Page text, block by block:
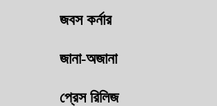
জবস কর্নার
জানা-অজানা
প্রেস রিলিজ